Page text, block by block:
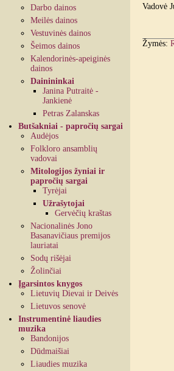
Darbo dainos
Meilės dainos
Vestuvinės dainos
Šeimos dainos
Kalendorinės-apeiginės
dainos
Dainininkai
Janina Putraitė -
Jankienė
Petras Zalanskas
Butšakniai - papročių sargai
Audėjos
Folkloro ansamblių
vadovai
Mitologijos žyniai ir
papročių sargai
Tyrėjai
Užrašytojai
Gervėčių kraštas
Nacionalinės Jono
Basanavičiaus premijos
lauriatai
Sodų rišėjai
Žolinčiai
Įgarsintos knygos
Lietuvių Dievai ir Deivės
Lietuvos senovė
Instrumentinė liaudies
muzika
Bandonijos
Dūdmaišiai
Liaudies muzika
Vadovė
Žymės: